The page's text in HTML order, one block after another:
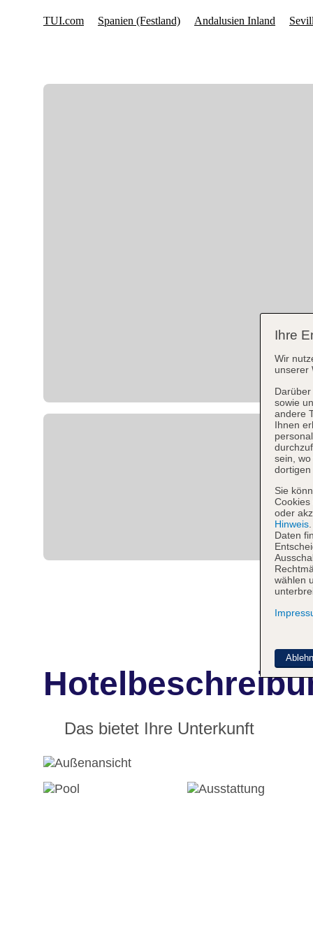
Das bietet Ihre Unterkunft
Ihre
Wir
unserer
sowie
andere
Ihnen
sein,
dortigen
Sie
Cookies
oder
Hinweis
Daten
wählen